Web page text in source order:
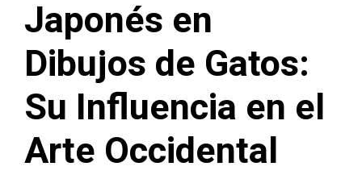
Japonés en
Dibujos de Gatos:
Su Influencia en el
Arte Occidental